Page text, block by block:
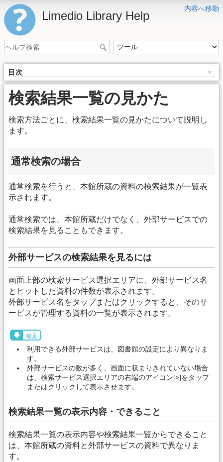
内容へ移動
Limedio Library Help
目次
検索結果一覧の見かた
検索方法ごとに、検索結果一覧の見かたについて説明し
ます。
通常検索の場合
通常検索を行うと、本館所蔵の資料の検索結果が一覧表
示されます。
通常検索では、本館所蔵だけでなく、外部サービスでの
検索結果を見ることもできます。
外部サービスの検索結果を見るには
画面上部の検索サービス選択エリアに、外部サービス名
とヒットした資料の件数が表示されます。
外部サービス名をタップまたはクリックすると、そのサ
ービスが管理する資料の一覧が表示されます。
補足
利用できる外部サービスは、図書館の設定により異なりま
す。
外部サービスの数が多く、画面に収まりきれていない場合
は、検索サービス選択エリアの右端のアイコン[>]をタップ
またはクリックして表示させます。
検索結果一覧の表示内容・できること
検索結果一覧の表示内容や検索結果一覧からできること
は、本館所蔵の資料と外部サービスの資料で異なりま
す。